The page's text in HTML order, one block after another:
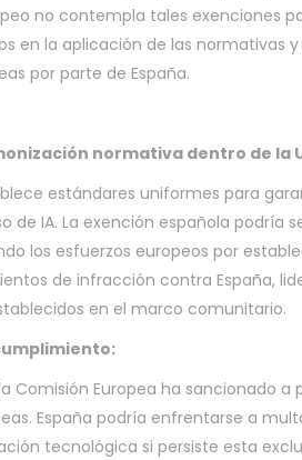
no contempla tales exenciones
en la aplicación de las normativas
por parte de España.
normativa dentro de la
estándares uniformes para
de IA. La exención española
los esfuerzos europeos por
de infracción contra España,
en el marco comunitario.
Comisión Europea ha sancionado
España podría enfrentarse a
tecnológica si persiste esta